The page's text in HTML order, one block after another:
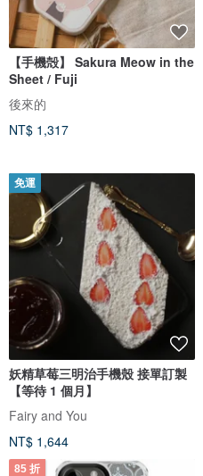
【手機殻】 Sakura Meow in the
Sheet / Fuji
後來的
NT$ 1,317
免運
妖精草莓三明治手機殼 接單訂製
【等待 1 個月】
Fairy and You
NT$ 1,644
85 折